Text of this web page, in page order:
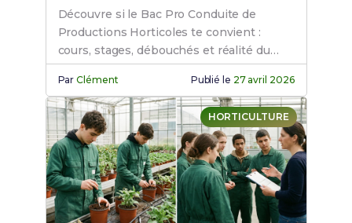
Découvre si le Bac Pro Conduite de
Productions Horticoles te convient :
cours, stages, débouchés et réalité du
métier en horticulture.
ParClément Publié le 27 avril 2026
HORTICULTURE